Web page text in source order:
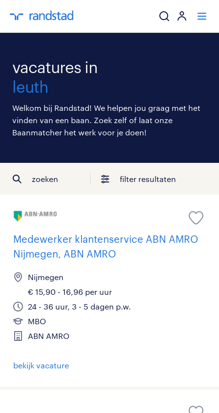
mijn carrière
over randstad
vacatures in
leuth
Welkom bij Randstad! We helpen jou graag met het
vinden van een baan. Zoek zelf of laat onze
Baanmatcher het werk voor je doen!
zoeken filter resultaten
Medewerker klantenservice ABN AMRO
Nijmegen, ABN AMRO
Nijmegen
€ 15,90 - 16,96 per uur
24 - 36 uur, 3 - 5 dagen p.w.
MBO
ABN AMRO
bekijk vacature